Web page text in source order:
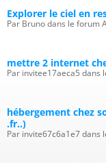
Explorer le ciel en
Par Bruno dans le forum
mettre 2 internet
Par invitee17aeca5 dans
hébergement chez
.fr..)
Par invite67c6a1e7 dans